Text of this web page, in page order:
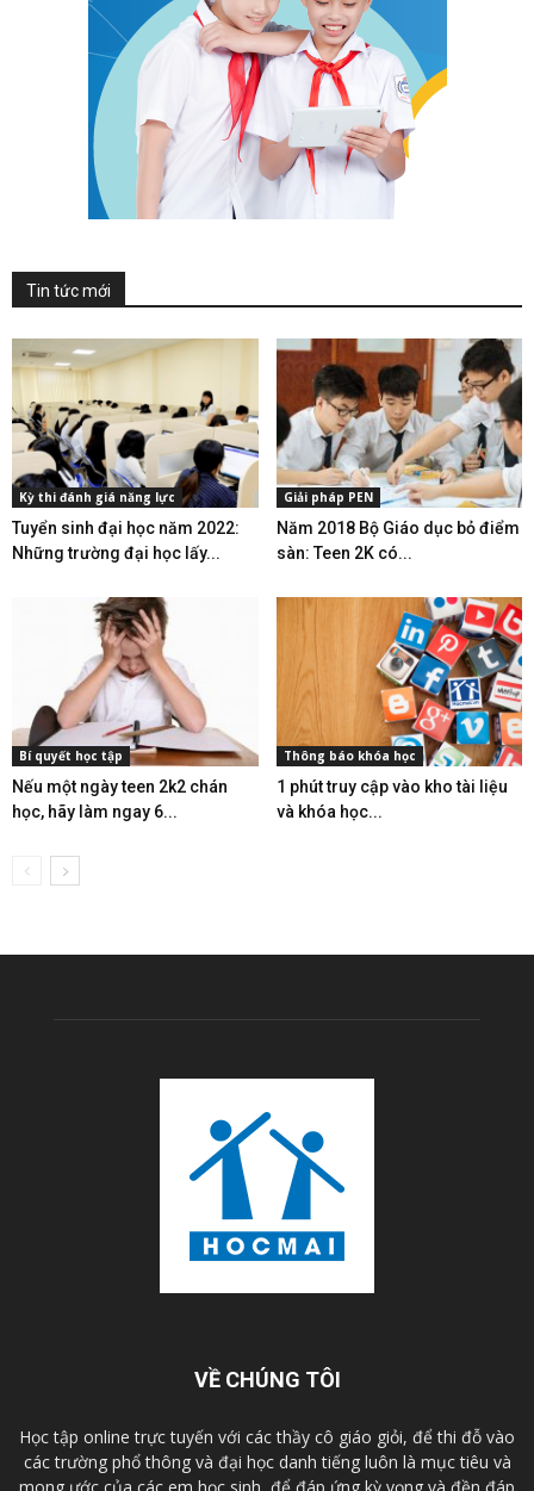
Tin tức mới
Kỳ thi đánh giá năng lực
Tuyển sinh đại học năm 2022:
Những trường đại học lấy...
Giải pháp PEN
Năm 2018 Bộ Giáo dục bỏ điểm
sàn: Teen 2K có...
Bí quyết học tập
Nếu một ngày teen 2k2 chán
học, hãy làm ngay 6...
Thông báo khóa học
1 phút truy cập vào kho tài liệu
và khóa học...
VỀ CHÚNG TÔI
Học tập online trực tuyến với các thầy cô giáo giỏi, để thi đỗ vào
các trường phổ thông và đại học danh tiếng luôn là mục tiêu và